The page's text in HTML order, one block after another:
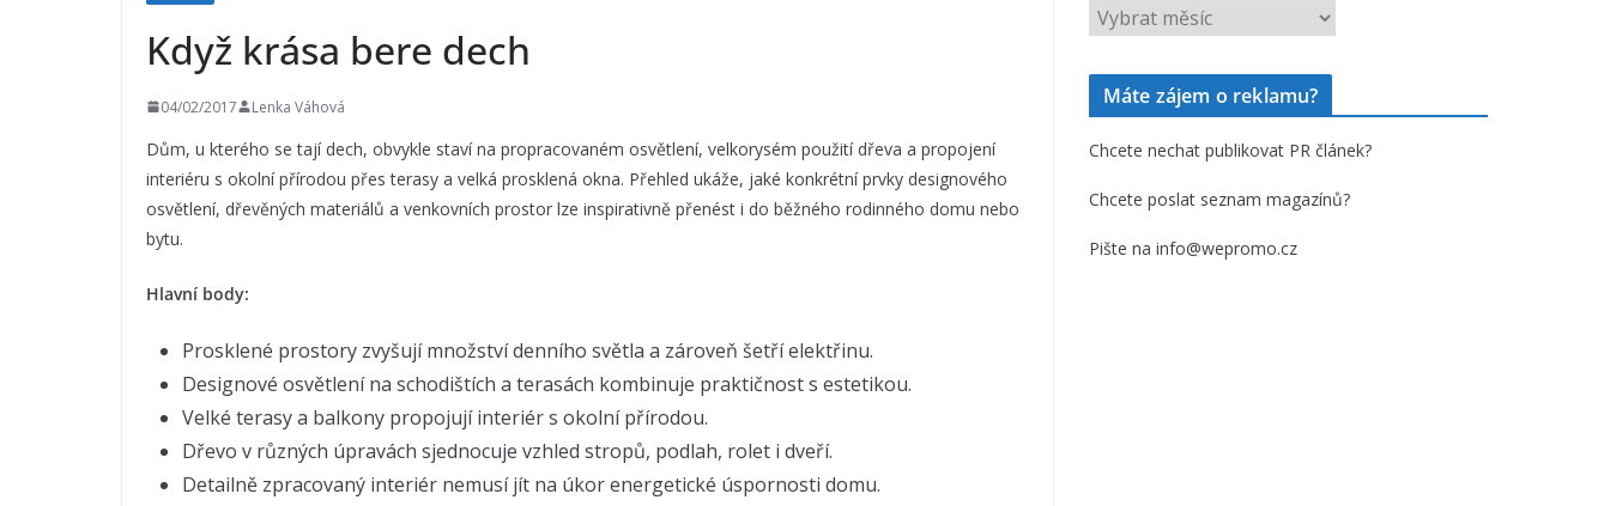
Když krása bere dech
04/02/2017 Lenka Váhová
Dům, u kterého se tají dech, obvykle staví na propracovaném osvětlení, velkorysém použití dřeva a propojení
interiéru s okolní přírodou přes terasy a velká prosklená okna. Přehled ukáže, jaké konkrétní prvky designového
osvětlení, dřevěných materiálů a venkovních prostor lze inspirativně přenést i do běžného rodinného domu nebo
bytu.
Hlavní body:
Prosklené prostory zvyšují množství denního světla a zároveň šetří elektřinu.
Designové osvětlení na schodištích a terasách kombinuje praktičnost s estetikou.
Velké terasy a balkony propojují interiér s okolní přírodou.
Dřevo v různých úpravách sjednocuje vzhled stropů, podlah, rolet i dveří.
Detailně zpracovaný interiér nemusí jít na úkor energetické úspornosti domu.
A
r
c
v
y
Máte zájem o reklamu?
Chcete nechat publikovat PR článek?
Chcete poslat seznam magazínů?
Pište na info@wepromo.cz